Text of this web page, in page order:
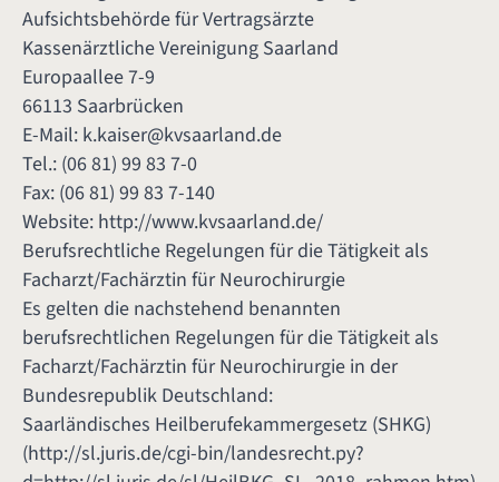
Aufsichtsbehörde für Vertragsärzte
Kassenärztliche Vereinigung Saarland
Europaallee 7-9
66113 Saarbrücken
E-Mail: k.kaiser@kvsaarland.de
Tel.: (06 81) 99 83 7-0
Fax: (06 81) 99 83 7-140
Website: http://www.kvsaarland.de/
Berufsrechtliche Regelungen für die Tätigkeit als
Facharzt/Fachärztin für Neurochirurgie
Es gelten die nachstehend benannten
berufsrechtlichen Regelungen für die Tätigkeit als
Facharzt/Fachärztin für Neurochirurgie in der
Bundesrepublik Deutschland:
Saarländisches Heilberufekammergesetz (SHKG)
(http://sl.juris.de/cgi-bin/landesrecht.py?